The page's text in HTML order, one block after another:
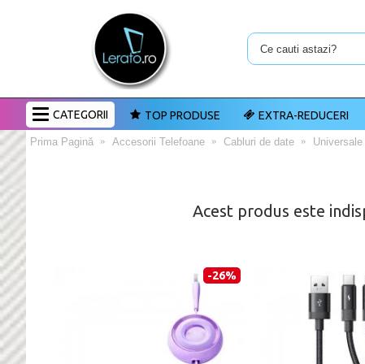
CATEGORII TOP PRODUSE EXTRA-REDUCERI
Prima Pagină Accesorii Telefoane Cabluri de date Universale
Acest produs este
-26%